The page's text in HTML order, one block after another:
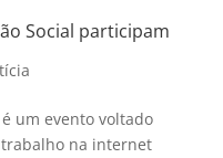
Social participam
um evento voltado
na internet